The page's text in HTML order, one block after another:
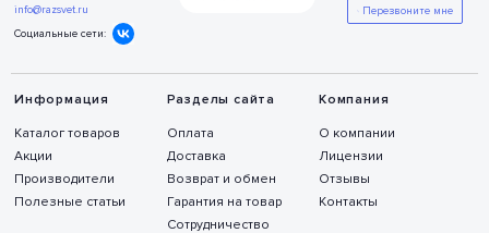
info@razsvet.ru
Социальные сети:
Информация
Каталог товаров
Акции
Производители
Полезные статьи
Разделы сайта
Оплата
Доставка
Возврат и обмен
Гарантия на товар
Сотрудничество
Компания
О компании
Лицензии
Отзывы
Контакты
Перезвоните мне